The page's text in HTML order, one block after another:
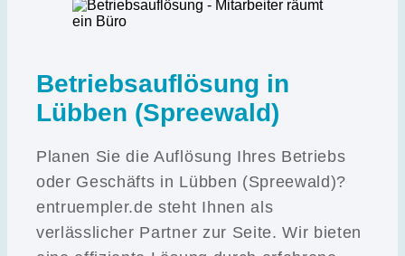
Betriebsauflösung in
Lübben (Spreewald)
Planen Sie die Auflösung Ihres Betriebs
oder Geschäfts in Lübben (Spreewald)?
entruempler.de steht Ihnen als
verlässlicher Partner zur Seite. Wir bieten